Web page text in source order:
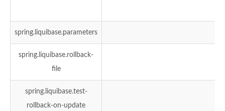
spring.liquibase.parameters
spring.liquibase.rollback-
file
spring.liquibase.test-
rollback-on-update